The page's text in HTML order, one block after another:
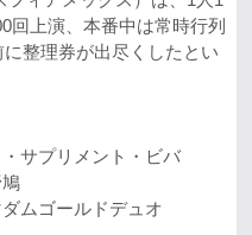
回上演、本番中は常時行列
整理券が出尽くしたとい
サプリメント・ビバ
ムゴールドデュオ